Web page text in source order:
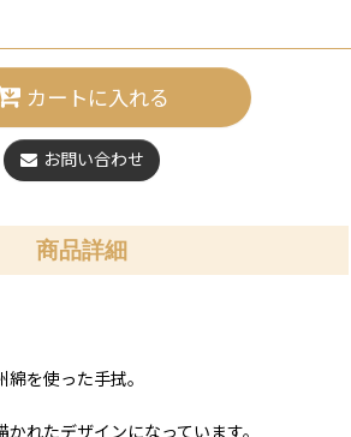
カートに入れる
お問い合わせ
商品詳細
を使った手拭。
れたデザインになっています。